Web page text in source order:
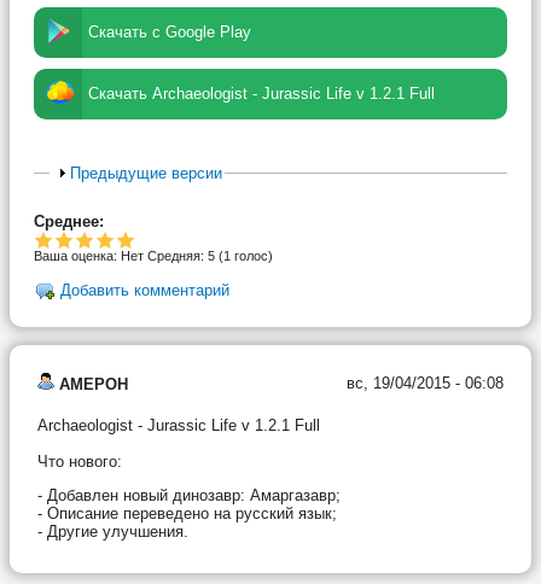
Скачать с Google Play
Скачать Archaeologist - Jurassic Life v 1.2.1 Full
Предыдущие версии
Среднее:
Ваша оценка: Нет Средняя: 5 (1 голос)
Добавить комментарий
AMEPOH вс, 19/04/2015 - 06:08
Archaeologist - Jurassic Life v 1.2.1 Full
Что нового:
- Добавлен новый динозавр: Амаргазавр;
- Описание переведено на русский язык;
- Другие улучшения.